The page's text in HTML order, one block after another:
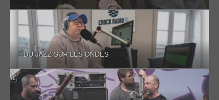
DU JAZZ SUR LES ONDES